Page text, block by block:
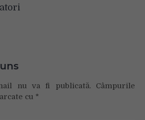
nu va fi publicată.Câmpurile
cu *